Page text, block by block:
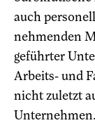
auch
nehmenden
geführter
Arbeits- und
nicht zuletzt
Unternehmen.